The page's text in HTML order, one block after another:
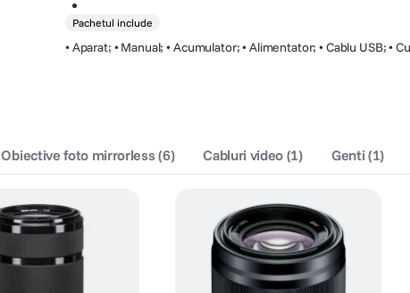
Pachetul include
• Aparat; • Manual; • Acumulator; • Alimentator; • Cablu USB; •
Obiective foto mirrorless(6) Cabluri video (1) Genti (1)